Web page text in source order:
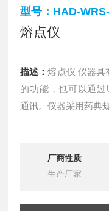
型号：HAD-
熔点仪
描述：熔点仪 仪器具
的功能，也可以通
通讯。仪器采用药典
厂商性质
生产厂家